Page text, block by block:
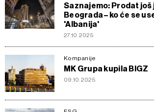
Saznajemo: Prodat još
Beograda – ko će se
'Albanija'
27.10.2025
Kompanije
MK Grupa kupila BIGZ
09.10.2025